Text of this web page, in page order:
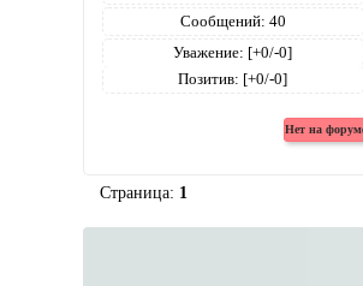
Сообщений: 40
Уважение: [+0/-0]
Позитив: [+0/-0]
Страница: 1